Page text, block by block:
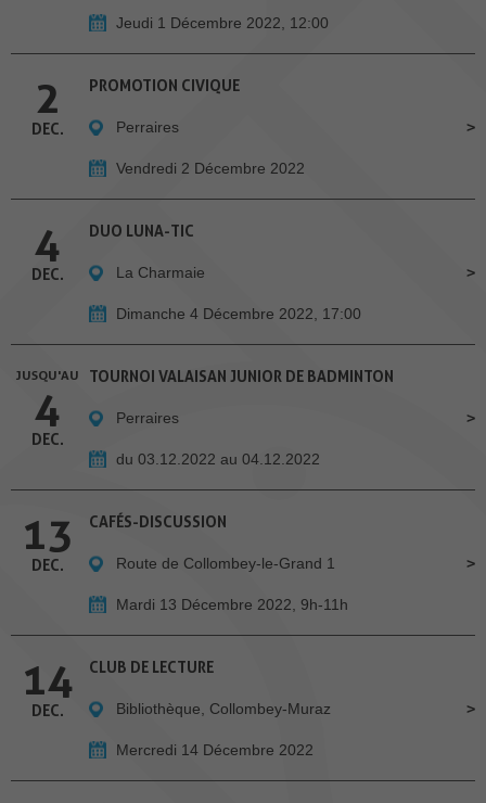
Jeudi 1 Décembre 2022, 12:00
2
DEC.
PROMOTION CIVIQUE
Perraires
Vendredi 2 Décembre 2022
4
DEC.
DUO LUNA-TIC
La Charmaie
Dimanche 4 Décembre 2022, 17:00
JUSQU'AU
4
DEC.
TOURNOI VALAISAN JUNIOR DE BADMINTON
Perraires
du 03.12.2022 au 04.12.2022
13
DEC.
CAFÉS-DISCUSSION
Route de Collombey-le-Grand 1
Mardi 13 Décembre 2022, 9h-11h
14
DEC.
CLUB DE LECTURE
Bibliothèque, Collombey-Muraz
Mercredi 14 Décembre 2022